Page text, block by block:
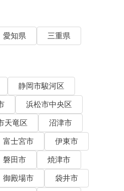
愛知県 三重県
静岡市駿河区
浜松市中央区
天竜区
沼津市
富士宮市
伊東市
磐田市
焼津市
御殿場市
袋井市